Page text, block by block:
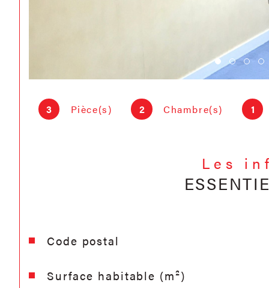
3 Pièce(s) 2 Chambre(s) 1
Les
Caractéristiques Valeurs
Code postal
Surface habitable (m²)